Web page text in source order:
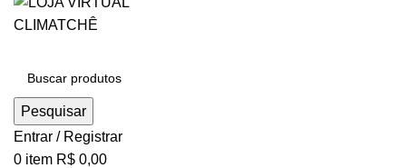
Pesquisar
Entrar / Registrar
0 item R$ 0,00